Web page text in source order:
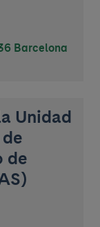
Barcelona
Unidad
de